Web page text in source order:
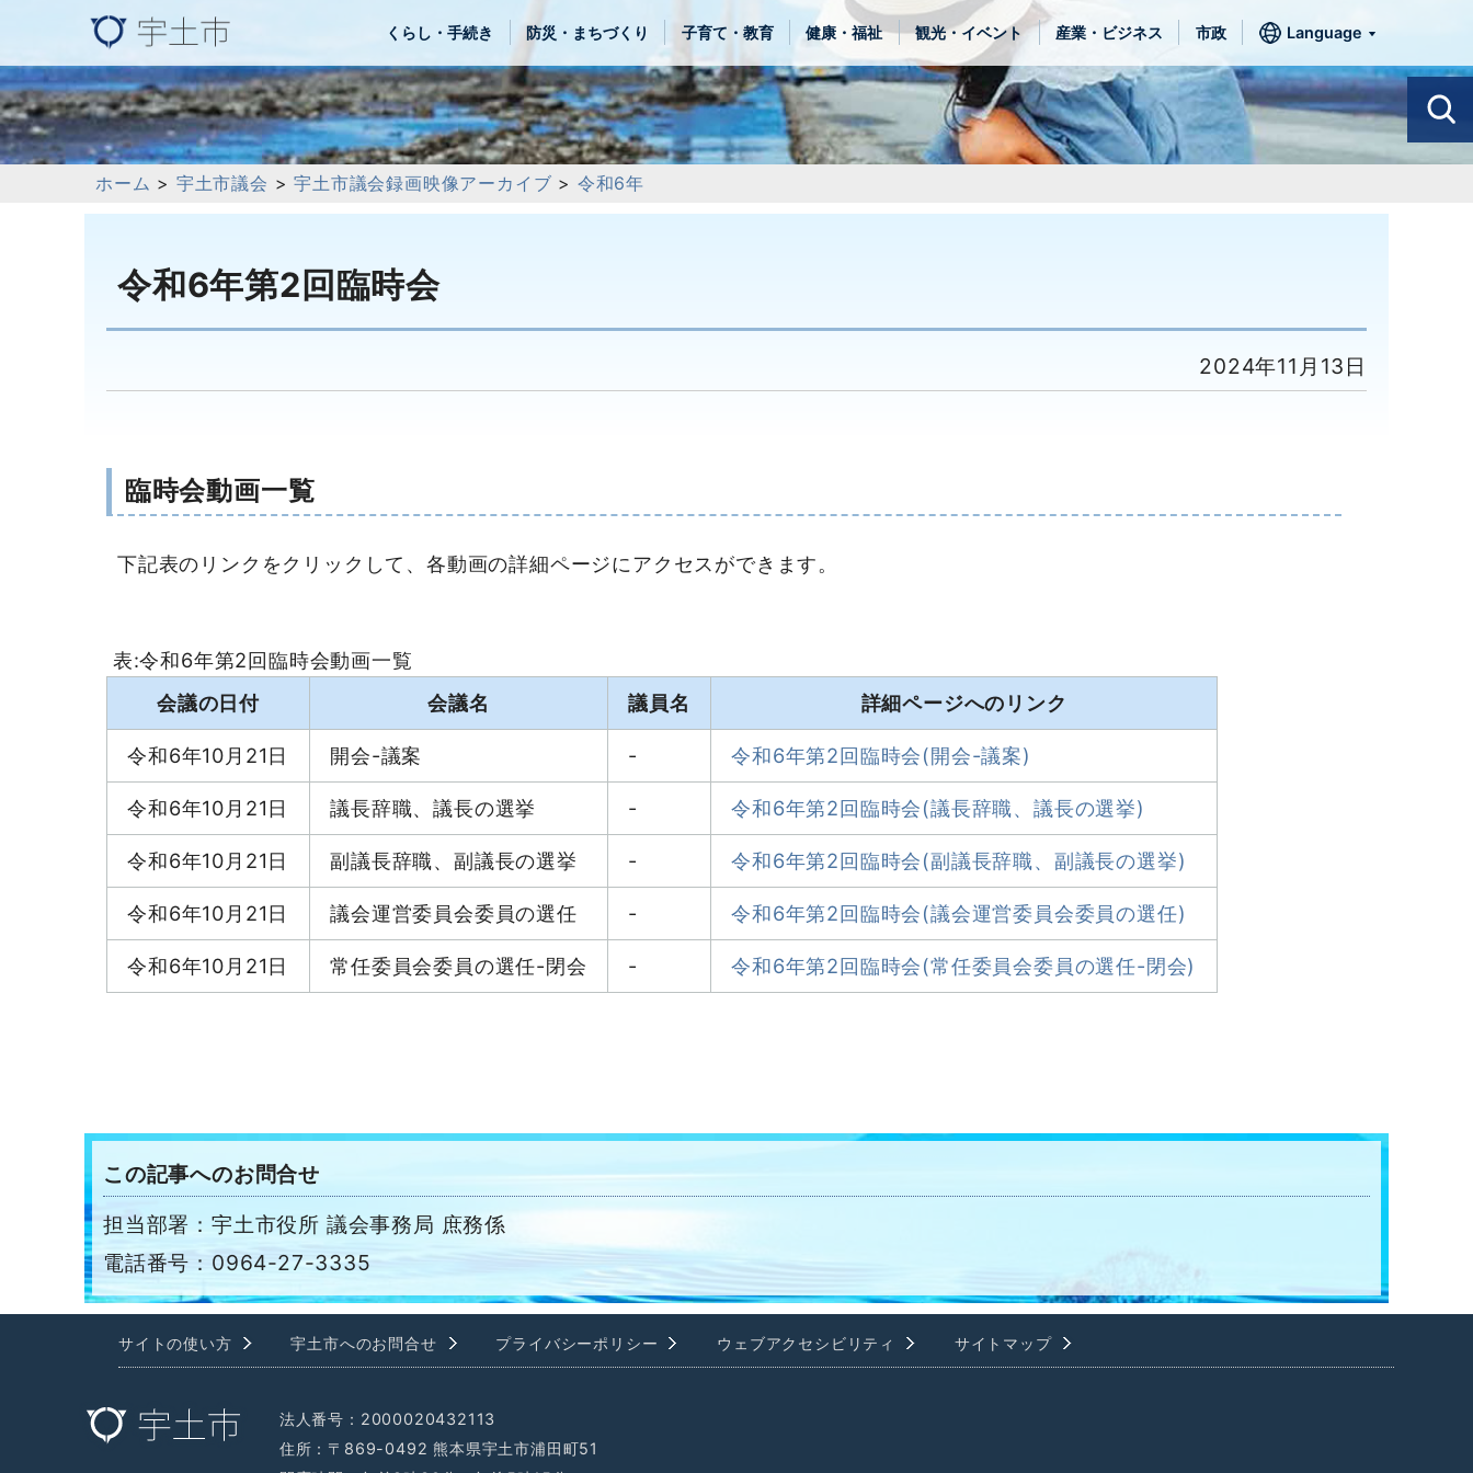
くらし・手続き 防災・まちづくり 子育て・教育 健康・福祉 観光・イベント 産業・ビジネス 市政 Language
ホーム > 宇土市議会 >宇土市議会録画映像アーカイブ > 令和6年
令和6年第2回臨時会
2024年11月13日
臨時会動画一覧
下記表のリンクをクリックして、各動画の詳細ページにアクセスができます。
表:令和6年第2回臨時会動画一覧
会議の日付
会議名 議員名 詳細ページへのリンク
令和6年10月21日 開会-議案 - 令和6年第2回臨時会(開会-議案)
令和6年10月21日 議長辞職、議長の選挙 - 令和6年第2回臨時会(議長辞職、議長の選挙)
令和6年10月21日 副議長辞職、副議長の選挙 - 令和6年第2回臨時会(副議長辞職、副議長の選挙)
令和6年10月21日 議会運営委員会委員の選任 - 令和6年第2回臨時会(議会運営委員会委員の選任)
令和6年10月21日 常任委員会委員の選任-閉会 - 令和6年第2回臨時会(常任委員会委員の選任-閉会)
この記事へのお問合せ
担当部署：宇土市役所 議会事務局 庶務係
電話番号：0964-27-3335
サイトの使い方 宇土市へのお問合せ プライバシーポリシー ウェブアクセシビリティ サイトマップ
法人番号：2000020432113
住所：〒869-0492 熊本県宇土市浦田町51